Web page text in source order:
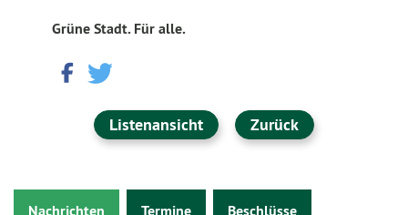
Grüne Stadt. Für alle.
Listenansicht Zurück
Nachrichten Termine Beschlüsse